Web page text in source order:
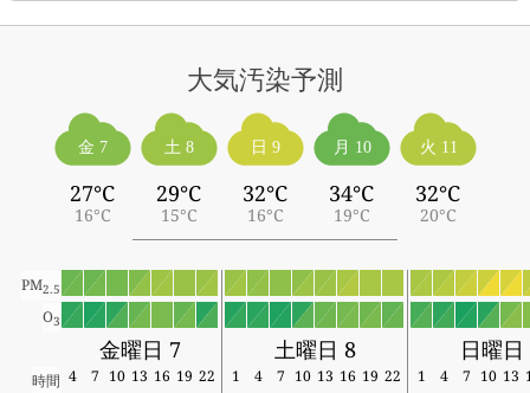
大気汚染予測
金 7
27°C
16°C
土 8
29°C
15°C
日 9
32°C
16°C
月 10
34°C
19°C
火 11
32°C
20°C
PM2.5
O3
金曜日 7 土曜日 8 日曜日
時間 4 7 10 13 16 19 22 1 4 7 10 13 16 19 22 1 4 7 10 13